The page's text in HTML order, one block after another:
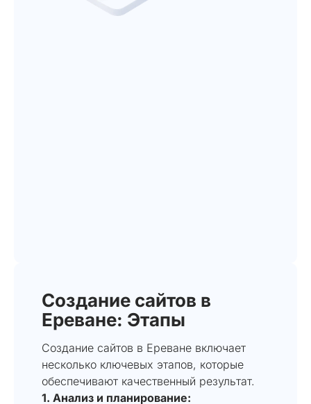
Создание сайтов в
Ереване: Этапы
Создание сайтов в Ереване включает
несколько ключевых этапов, которые
обеспечивают качественный результат.
1. Анализ и планирование: